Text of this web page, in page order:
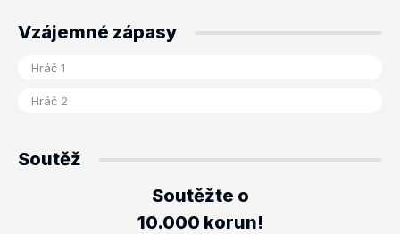
Vzájemné zápasy
Soutěž
Soutěžte o
10.000 korun!